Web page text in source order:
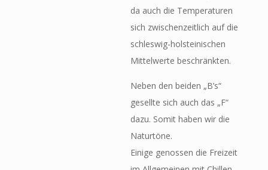
da auch die Temperaturen
sich zwischenzeitlich auf die
schleswig-holsteinischen
Mittelwerte beschränkten.
Neben den beiden „B’s“
gesellte sich auch das „F“
dazu. Somit haben wir die
Naturtöne.
Einige genossen die Freizeit